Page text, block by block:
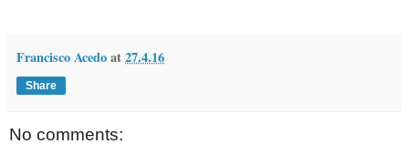
Francisco Acedoat27.4.16
Share
No comments: